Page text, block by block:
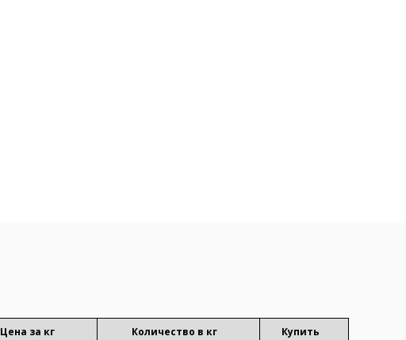
Цена за кг Количество в кг Купить